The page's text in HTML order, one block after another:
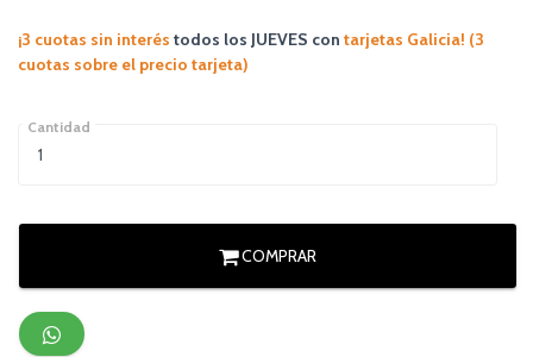
¡3 cuotas sin interés todos los JUEVES con tarjetas Galicia! (3
cuotas sobre el precio tarjeta)
Cantidad
COMPRAR